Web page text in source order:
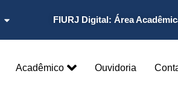
FIURJ Digital: Área
Acadêmico Ouvidoria